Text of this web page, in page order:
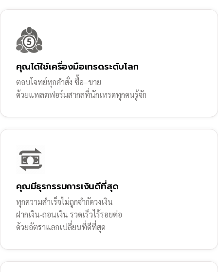
คุณได้ใช้เครื่องมือเทรดระดับโลก
ตอบโจทย์ทุกคำสั่ง ซื้อ–ขาย
ด้วยแพลตฟอร์มสากลที่นักเทรดทุกคนรู้จัก
คุณมีธุรกรรมการเงินดีที่สุด
ทุกความสำเร็จไม่ถูกจำกัดวงเงิน
ฝากเงิน-ถอนเงิน รวดเร็วไร้รอยต่อ
ด้วยอัตราแลกเปลี่ยนที่ดีที่สุด